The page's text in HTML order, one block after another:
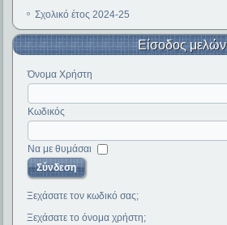
Σχολικό έτος 2024-25
Είσοδος μελών
Όνομα Χρήστη
Κωδικός
Να με θυμάσαι
Ξεχάσατε τον κωδικό σας;
Ξεχάσατε το όνομα χρήστη;